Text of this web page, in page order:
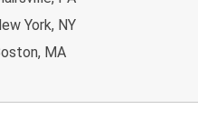
York, NY
MA